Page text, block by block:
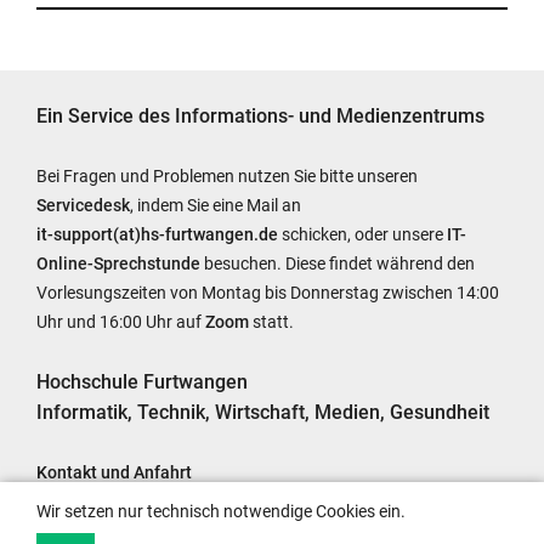
Ein Service des Informations- und Medienzentrums
Bei Fragen und Problemen nutzen Sie bitte unseren
Servicedesk, indem Sie eine Mail an
it-support(at)hs-furtwangen.de schicken, oder unsere IT-
Online-Sprechstunde besuchen. Diese findet während den
Vorlesungszeiten von Montag bis Donnerstag zwischen 14:00
Uhr und 16:00 Uhr aufZoomstatt.
Hochschule Furtwangen
Informatik, Technik, Wirtschaft, Medien, Gesundheit
Kontakt und Anfahrt
Impressum
Barrierefreiheit
Wir setzen nur technisch notwendige Cookies ein.